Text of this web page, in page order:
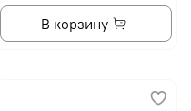
В корзину